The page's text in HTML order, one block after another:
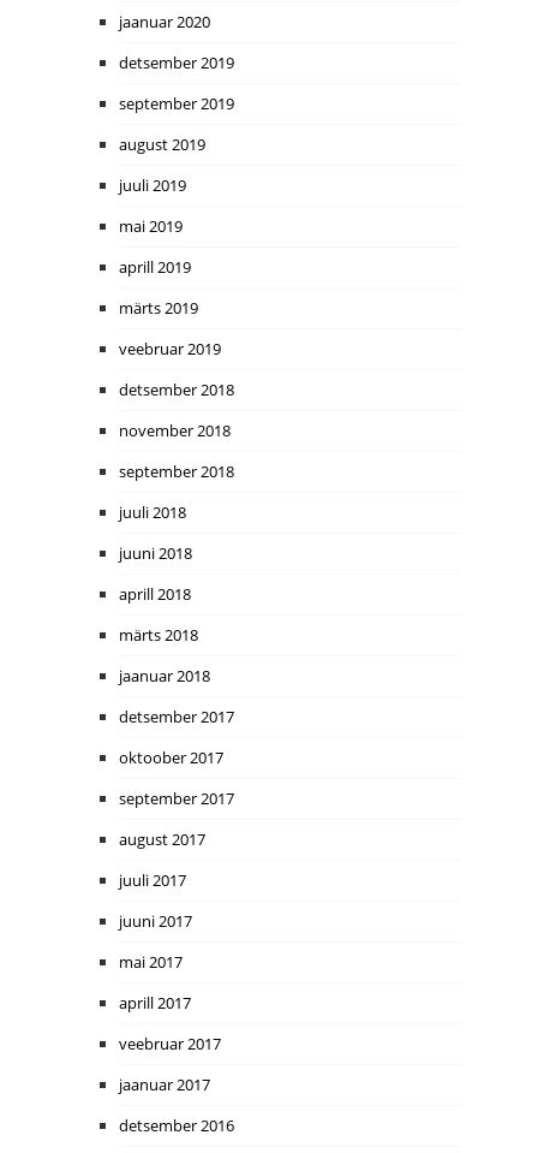
jaanuar 2020
detsember 2019
september 2019
august 2019
juuli 2019
mai 2019
aprill 2019
märts 2019
veebruar 2019
detsember 2018
november 2018
september 2018
juuli 2018
juuni 2018
aprill 2018
märts 2018
jaanuar 2018
detsember 2017
oktoober 2017
september 2017
august 2017
juuli 2017
juuni 2017
mai 2017
aprill 2017
veebruar 2017
jaanuar 2017
detsember 2016